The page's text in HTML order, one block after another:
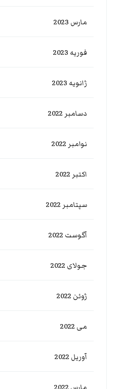
مارس 2023
فوریه 2023
ژانویه 2023
دسامبر 2022
نوامبر 2022
اکتبر 2022
سپتامبر 2022
آگوست 2022
جولای 2022
ژوئن 2022
می 2022
آوریل 2022